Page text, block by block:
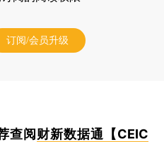
订阅/会员升级
查阅 财新数据通【CEIC